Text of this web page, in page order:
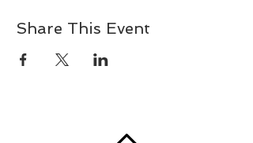
Share This Event